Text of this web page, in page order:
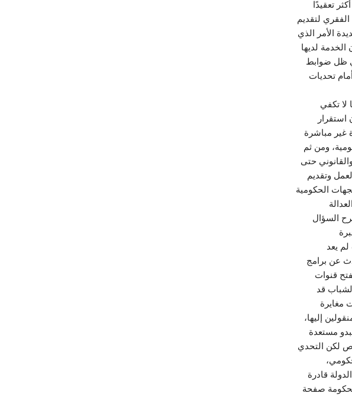
تعقيدًا
لتقديم
الأمر الذي
لديها
ظل ضوابط
تحديات
لا تكفي
استقرار
غير مباشرة
ومن ثم
حتى
وتقديم
في العديد من الجهات الحكومية
السؤال
يعد
عن برامج
قنوات
قد
مغايرة
إليها،
مستعدة
لكن التحدي
قادرة
صفحة